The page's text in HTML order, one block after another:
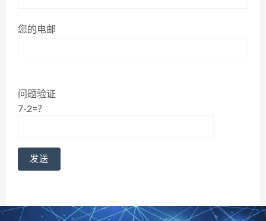
您的电邮
问题验证
7-2=？